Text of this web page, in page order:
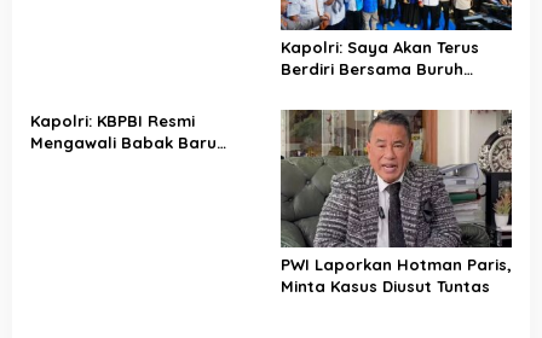
Kapolri: Saya Akan Terus
Berdiri Bersama Buruh
Kapolri: KBPBI Resmi
Mengawali Babak Baru
PWI Laporkan Hotman Paris,
Minta Kasus Diusut Tuntas